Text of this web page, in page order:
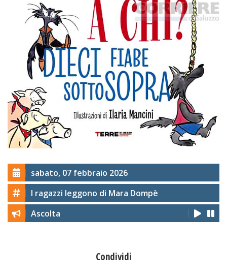
sabato, 07 febbraio 2026
I ragazzi leggono di Mara Dompè
Ascolta
Condividi